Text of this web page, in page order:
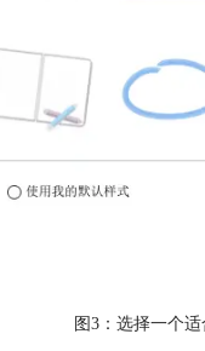
图3：选择一个